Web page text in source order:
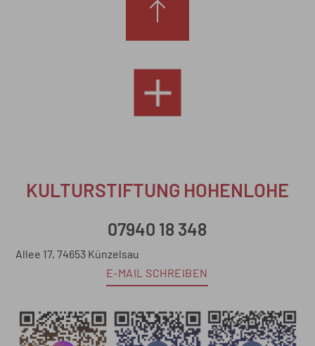
KULTURSTIFTUNG HOHENLOHE
07940 18 348
Allee 17, 74653 Künzelsau
E-MAIL SCHREIBEN